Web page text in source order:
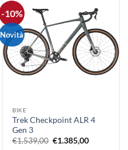
-10%
Novità
BIKE
Trek Checkpoint ALR 4
Gen 3
€1.539,00 Il
€1.385,00Il